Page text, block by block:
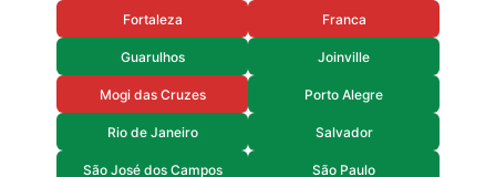
Fortaleza Franca
Guarulhos Joinville
Mogi das Cruzes Porto Alegre
Rio de Janeiro Salvador
São José dos Campos São Paulo